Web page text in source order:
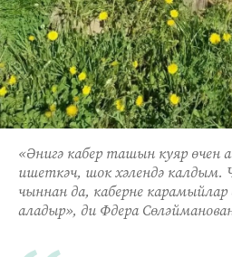
«Әнигә кабер ташын куяр
ишеткәч, шок хәлендә калдым.
чыннан да, каберне
аладыр», ди Фдера